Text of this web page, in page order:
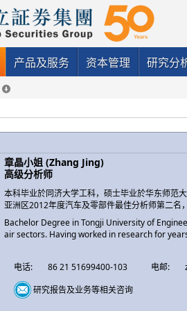
产品及服务 资本管理 研究分
章晶小姐 (Zhang Jing)
高级分析师
本科毕业於同济大学工科，硕士毕业於华东师范
亚洲区2012年度汽车及零部件最佳分析师第二名
Bachelor Degree in Tongji University of
air sectors. Having worked in research for
电话: 86 21 51699400-103 电邮:
研究报告及业务等相关咨询